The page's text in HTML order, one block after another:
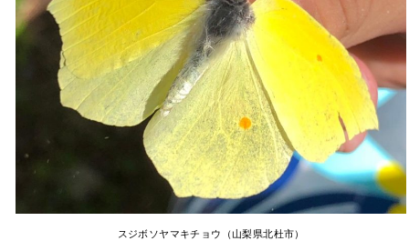
スジボソヤマキチョウ（山梨県北杜市）